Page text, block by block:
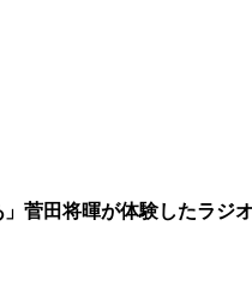
菅田将暉が体験したラジ